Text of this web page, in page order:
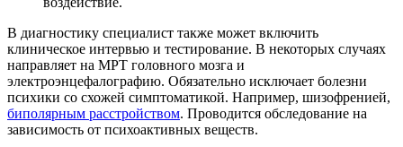
В диагностику специалист также может включить
клиническое интервью и тестирование. В некоторых случаях
направляет на МРТ головного мозга и
электроэнцефалографию. Обязательно исключает болезни
психики со схожей симптоматикой. Например, шизофренией,
биполярным расстройством. Проводится обследование на
зависимость от психоактивных веществ.